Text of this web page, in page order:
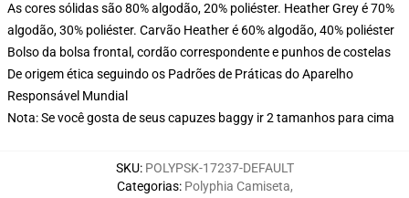
As cores sólidas são 80% algodão, 20% poliéster. Heather Grey é 70%
algodão, 30% poliéster. Carvão Heather é 60% algodão, 40% poliéster
Bolso da bolsa frontal, cordão correspondente e punhos de costelas
De origem ética seguindo os Padrões de Práticas do Aparelho
Responsável Mundial
Nota: Se você gosta de seus capuzes baggy ir 2 tamanhos para cima
SKU: POLYPSK-17237-DEFAULT
Categorias: Polyphia Camiseta,